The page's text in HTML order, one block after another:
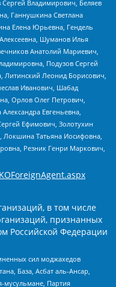
Владимирович, Беляев
Ганнушкина Светлана
Елена Юрьевна, Гендель
Шуманов Илья
Анатолий Мариевич,
Подузов Сергей
Литинский Леонид Борисович,
Иванович, Шабад
Орлов Олег Петрович,
Евгеньевна,
Ефимович, Золотухин
Локшина Татьяна Иосифовна,
Резник Генри Маркович,
в том числе
признанных
Российской Федерации
сил моджахедов
База, Асбат аль-Ансар,
мусульмане, Партия